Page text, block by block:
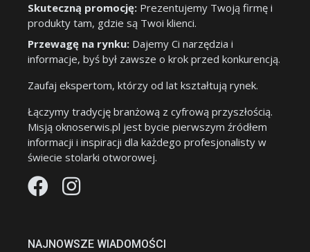
Skuteczną promocję: Prezentujemy Twoją firmę i
produkty tam, gdzie są Twoi klienci.
Przewagę na rynku: Dajemy Ci narzędzia i
informacje, byś był zawsze o krok przed konkurencją.
Zaufaj ekspertom, którzy od lat kształtują rynek.
Łączymy tradycję branżową z cyfrową przyszłością.
Misją oknoserwis.pl jest bycie pierwszym źródłem
informacji i inspiracji dla każdego profesjonalisty w
świecie stolarki otworowej.
NAJNOWSZE WIADOMOŚCI